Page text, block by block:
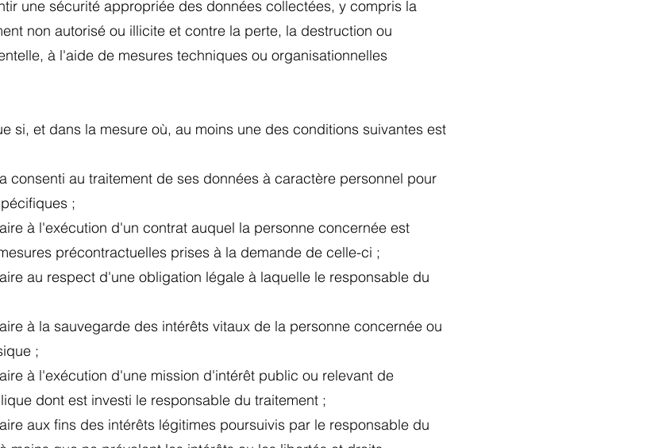
une sécurité appropriée des données collectées, y compris la
non autorisé ou illicite et contre la perte, la destruction ou
à l'aide de mesures techniques ou organisationnelles
si, et dans la mesure où, au moins une des conditions suivantes est
consenti au traitement de ses données à caractère personnel pour
;
à l'exécution d'un contrat auquel la personne concernée est
précontractuelles prises à la demande de celle-ci ;
au respect d'une obligation légale à laquelle le responsable du
à la sauvegarde des intérêts vitaux de la personne concernée ou
;
à l'exécution d'une mission d'intérêt public ou relevant de
dont est investi le responsable du traitement ;
aux fins des intérêts légitimes poursuivis par le responsable du